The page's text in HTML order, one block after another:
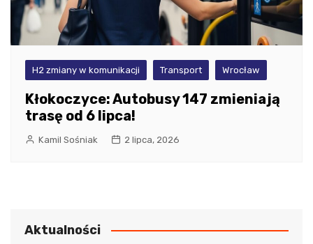
H2 zmiany w komunikacji Transport Wrocław
Kłokoczyce: Autobusy 147 zmieniają
trasę od 6 lipca!
Kamil Sośniak 2 lipca, 2026
Aktualności